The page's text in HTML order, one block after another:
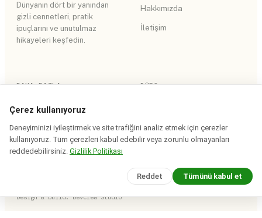
Dünyanın dört bir yanından
gizli cennetleri, pratik
ipuçlarını ve unutulmaz
hikayeleri keşfedin.
Hakkımızda
İletişim
DAHA FAZLA
RSS Akışı
Site Haritası
BÜRO
Kullanım Koşulları
© 2026 Rota Senin. Tüm hakları saklıdır.
Design & build:Devcrea Studio
Çerez kullanıyoruz
Deneyiminizi iyileştirmek ve site trafiğini analiz etmek için çerezler
kullanıyoruz. Tüm çerezleri kabul edebilir veya zorunlu olmayanları
reddedebilirsiniz. Gizlilik Politikası
Reddet Tümünü kabul et